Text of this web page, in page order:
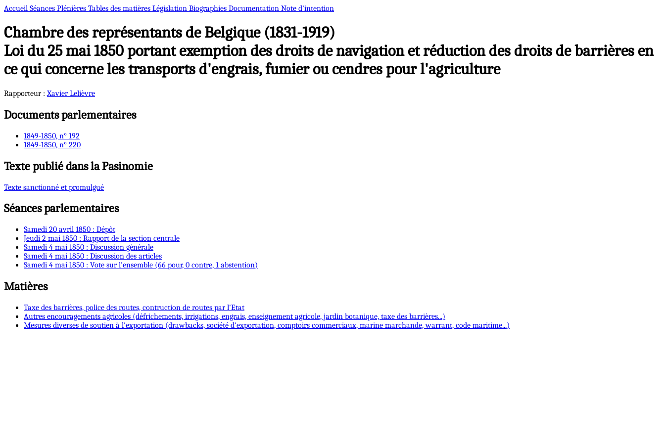
Accueil Séances Plénières Tables des matières Législation Biographies Documentation Note d’intention
Chambre des représentants de Belgique (1831-1919)
Loi du 25 mai 1850 portant exemption des droits de navigation et réduction des droits de barrières en
ce qui concerne les transports d'engrais, fumier ou cendres pour l'agriculture
Rapporteur :XavierLelièvre
Documents parlementaires
1849-1850, n° 192
1849-1850, n° 220
Texte publié dans la Pasinomie
Texte sanctionné et promulgué
Séances parlementaires
Samedi 20 avril 1850 : Dépôt
Jeudi 2 mai 1850 : Rapport de la section centrale
Samedi 4 mai 1850 : Discussion générale
Samedi 4 mai 1850 : Discussion des articles
Samedi 4 mai 1850 : Vote sur l'ensemble (66 pour, 0 contre, 1 abstention)
Matières
Taxe des barrières, police des routes, contruction de routes par l'Etat
Autres encouragements agricoles (défrichements, irrigations, engrais, enseignement agricole, jardin botanique, taxe des barrières...)
Mesures diverses de soutien à l'exportation (drawbacks, société d'exportation, comptoirs commerciaux, marine marchande, warrant, code maritime...)